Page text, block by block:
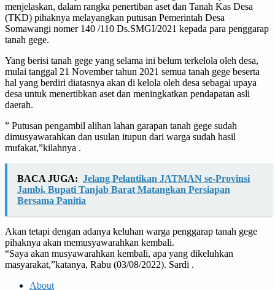
menjelaskan, dalam rangka penertiban aset dan Tanah Kas Desa
(TKD) pihaknya melayangkan putusan Pemerintah Desa
Somawangi nomer 140 /110 Ds.SMGI/2021 kepada para penggarap
tanah gege.
Yang berisi tanah gege yang selama ini belum terkelola oleh desa,
mulai tanggal 21 November tahun 2021 semua tanah gege beserta
hal yang berdiri diatasnya akan di kelola oleh desa sebagai upaya
desa untuk menertibkan aset dan meningkatkan pendapatan asli
daerah.
” Putusan pengambil alihan lahan garapan tanah gege sudah
dimusyawarahkan dan usulan itupun dari warga sudah hasil
mufakat,”kilahnya .
BACA JUGA: Jelang Pelantikan JATMAN se-Provinsi
Jambi, Bupati Tanjab Barat Matangkan Persiapan
Bersama Panitia
Akan tetapi dengan adanya keluhan warga penggarap tanah gege
pihaknya akan memusyawarahkan kembali.
“Saya akan musyawarahkan kembali, apa yang dikeluhkan
masyarakat,”katanya, Rabu (03/08/2022). Sardi .
About